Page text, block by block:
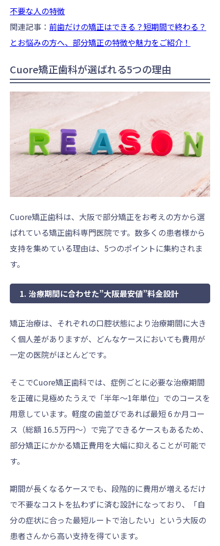
不要な人の特徴
関連記事： 前歯だけの矯正はできる？短期間で終わる？
とお悩みの方へ、部分矯正の特徴や魅力をご紹介！
Cuore矯正歯科が選ばれる5つの理由
Cuore矯正歯科は、大阪で部分矯正をお考えの方から選
ばれている矯正歯科専門医院です。数多くの患者様から
支持を集めている理由は、5つのポイントに集約されま
す。
1. 治療期間に合わせた”大阪最安値”料金設計
矯正治療は、それぞれの口腔状態により治療期間に大き
く個人差がありますが、どんなケースにおいても費用が
一定の医院がほとんどです。
そこでCuore矯正歯科では、症例ごとに必要な治療期間
を正確に見極めたうえで「半年〜1年単位」でのコースを
用意しています。軽度の歯並びであれば最短 6 か月コー
ス（総額 16.5 万円〜）で完了できるケースもあるため、
部分矯正にかかる矯正費用を大幅に抑えることが可能で
す。
期間が長くなるケースでも、段階的に費用が増えるだけ
で不要なコストを払わずに済む設計になっており、「自
分の症状に合った最短ルートで治したい」という大阪の
患者さんから高い支持を得ています。